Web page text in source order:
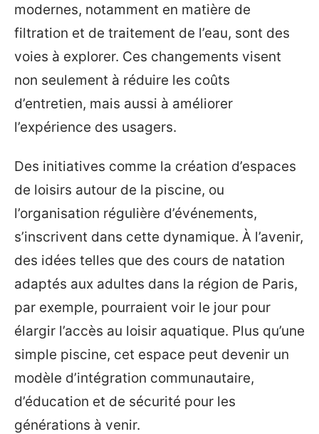
modernes, notamment en matière de
filtration et de traitement de l’eau, sont des
voies à explorer. Ces changements visent
non seulement à réduire les coûts
d’entretien, mais aussi à améliorer
l’expérience des usagers.
Des initiatives comme la création d’espaces
de loisirs autour de la piscine, ou
l’organisation régulière d’événements,
s’inscrivent dans cette dynamique. À l’avenir,
des idées telles que des cours de natation
adaptés aux adultes dans la région de Paris,
par exemple, pourraient voir le jour pour
élargir l’accès au loisir aquatique. Plus qu’une
simple piscine, cet espace peut devenir un
modèle d’intégration communautaire,
d’éducation et de sécurité pour les
générations à venir.